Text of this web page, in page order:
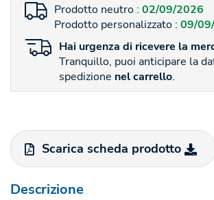
Prodotto neutro : 02/09/2026
Prodotto personalizzato : 09/
Hai urgenza di ricevere la
Tranquillo, puoi anticipare la
spedizione nel carrello.
Scarica scheda prodotto
Descrizione